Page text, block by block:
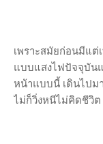
เพราะสมัยก่อนมีแต่
แบบแสงไฟปัจจุบัน
หน้าแบบนี้ เดินไปม
ไม่ก็วิ่งหนีไม่คิดชีวิต